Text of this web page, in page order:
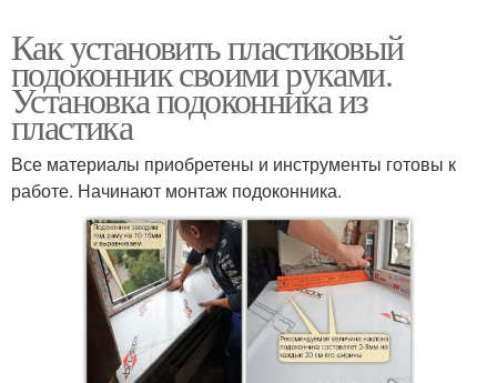
Как установить пластиковый
подоконник своими руками.
Установка подоконника из
пластика
Все материалы приобретены и инструменты готовы к
работе. Начинают монтаж подоконника.